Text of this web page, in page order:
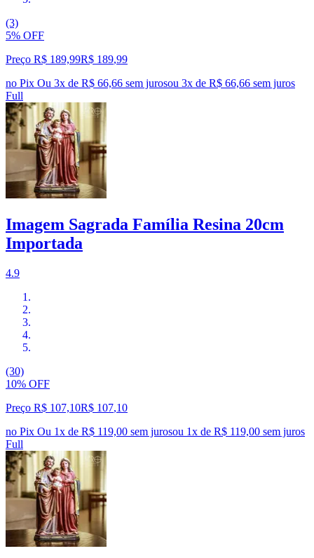
(3)
5% OFF
Preço R$ 189,99R$ 189,99
no Pix Ou 3x de R$ 66,66 sem jurosou 3x de R$ 66,66 sem juros
Full
Imagem Sagrada Família Resina 20cm
Importada
4.9
(30)
10% OFF
Preço R$ 107,10R$ 107,10
no Pix Ou 1x de R$ 119,00 sem jurosou 1x de R$ 119,00 sem juros
Full